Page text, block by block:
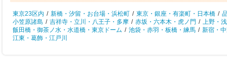
東京23区内 / 新橋・汐留・お台場・浜松町 / 東京・銀座・有楽町・日本橋 /
小笠原諸島 / 吉祥寺・立川・八王子・多摩 / 赤坂・六本木・虎ノ門 / 上野・
飯田橋・御茶ノ水・水道橋・東京ドーム / 池袋・赤羽・板橋・練馬 / 新宿・
江東・葛飾・江戸川